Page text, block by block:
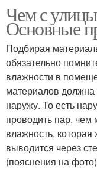
Чем с
Основные
Подбирая
обязательно
влажности в
материалов
наружу. То есть
проводить пар, чем
влажность,
выводится через
(пояснения на